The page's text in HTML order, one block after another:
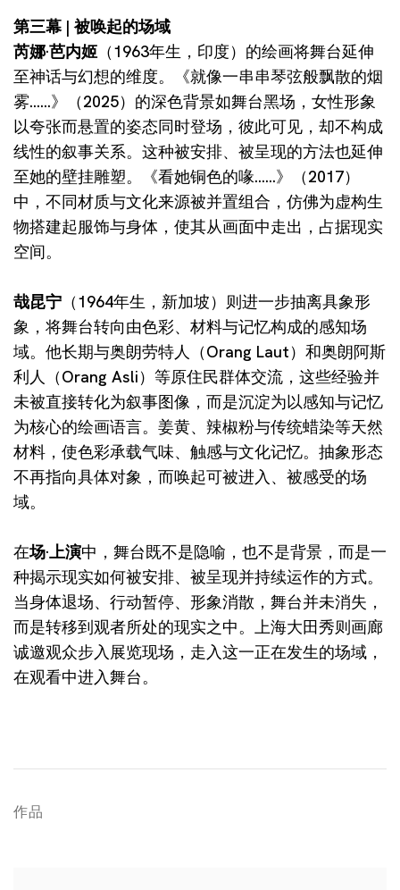
第三幕 | 被唤起的场域
芮娜·芭内姬（1963年生，印度）的绘画将舞台延伸
至神话与幻想的维度。《就像一串串琴弦般飘散的烟
雾……》（2025）的深色背景如舞台黑场，女性形象
以夸张而悬置的姿态同时登场，彼此可见，却不构成
线性的叙事关系。这种被安排、被呈现的方法也延伸
至她的壁挂雕塑。《看她铜色的喙……》（2017）
中，不同材质与文化来源被并置组合，仿佛为虚构生
物搭建起服饰与身体，使其从画面中走出，占据现实
空间。
哉昆宁 （1964年生，新加坡）则进一步抽离具象形
象，将舞台转向由色彩、材料与记忆构成的感知场
域。他长期与奥朗劳特人（Orang Laut）和奥朗阿斯
利人（Orang Asli）等原住民群体交流，这些经验并
未被直接转化为叙事图像，而是沉淀为以感知与记忆
为核心的绘画语言。姜黄、辣椒粉与传统蜡染等天然
材料，使色彩承载气味、触感与文化记忆。抽象形态
不再指向具体对象，而唤起可被进入、被感受的场
域。
在场·上演中，舞台既不是隐喻，也不是背景，而是一
种揭示现实如何被安排、被呈现并持续运作的方式。
当身体退场、行动暂停、形象消散，舞台并未消失，
而是转移到观者所处的现实之中。上海大田秀则画廊
诚邀观众步入展览现场，走入这一正在发生的场域，
在观看中进入舞台。
作品